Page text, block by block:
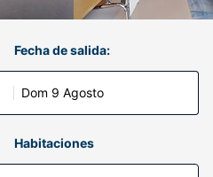
Fecha de salida:
Dom 9 Agosto
Habitaciones